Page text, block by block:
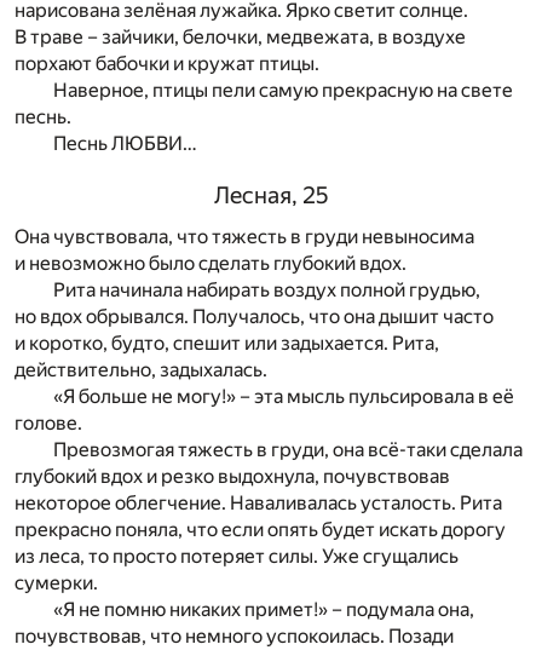
нарисована зелёная лужайка. Ярко светит солнце.
В траве – зайчики, белочки, медвежата, в воздухе
порхают бабочки и кружат птицы.
Наверное, птицы пели самую прекрасную на свете
песнь.
Песнь ЛЮБВИ…
Лесная, 25
Она чувствовала, что тяжесть в груди невыносима
и невозможно было сделать глубокий вдох.
Рита начинала набирать воздух полной грудью,
но вдох обрывался. Получалось, что она дышит часто
и коротко, будто, спешит или задыхается. Рита,
действительно, задыхалась.
«Я больше не могу!» – эта мысль пульсировала в её
голове.
Превозмогая тяжесть в груди, она всё-таки сделала
глубокий вдох и резко выдохнула, почувствовав
некоторое облегчение. Наваливалась усталость. Рита
прекрасно поняла, что если опять будет искать дорогу
из леса, то просто потеряет силы. Уже сгущались
сумерки.
«Я не помню никаких примет!» – подумала она,
почувствовав, что немного успокоилась. Позади